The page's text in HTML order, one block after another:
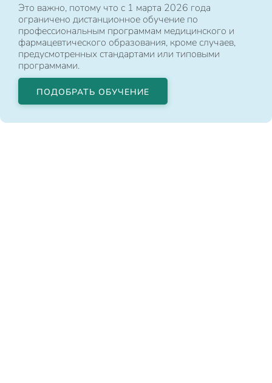
Это важно, потому что с 1 марта 2026 года
ограничено дистанционное обучение по
профессиональным программам медицинского и
фармацевтического образования, кроме случаев,
предусмотренных стандартами или типовыми
программами.
ПОДОБРАТЬ ОБУЧЕНИЕ